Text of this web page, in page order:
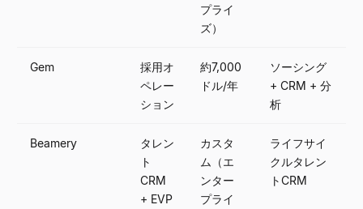
プライ
ズ）
Gem
採用オ
ペレー
ション
約7,000
ドル/年
ソーシング
+ CRM + 分
析
Beamery
タレン
ト
CRM
+ EVP
カスタ
ム（エ
ンター
プライ
ライフサイ
クルタレン
トCRM